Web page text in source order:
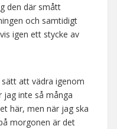
den där smått
och samtidigt
igen ett stycke av
att vädra igenom
jag inte så många
här, men när jag ska
morgonen är det